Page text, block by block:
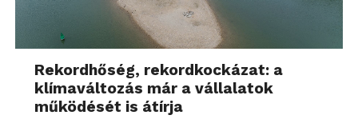
Rekordhőség, rekordkockázat: a
klímaváltozás már a vállalatok
működését is átírja